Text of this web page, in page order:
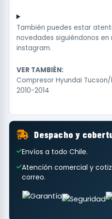
También puedes estar
novedades siguiéndonos en
instagram.
VER TAMBIÉN:
Compresor Hyundai
2010-2014
Despacho y
Envíos a todo Chile.
Atención comercial y
correo.